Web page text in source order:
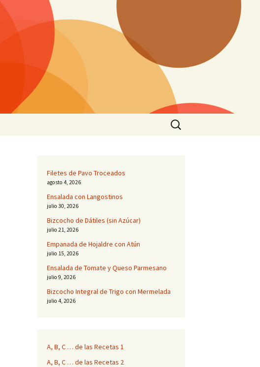
Buscar:
Filetes de Pavo Troceados
agosto 4, 2026
Ensalada con Langostinos
julio 30, 2026
Bizcocho de Dátiles (sin Azúcar)
julio 21, 2026
Empanada de Hojaldre con Atún
julio 15, 2026
Ensalada de Tomate y Queso Parmesano
julio 9, 2026
Bizcocho Integral de Trigo con Mermelada
julio 4, 2026
A, B, C … de las Recetas 1
A, B, C … de las Recetas 2